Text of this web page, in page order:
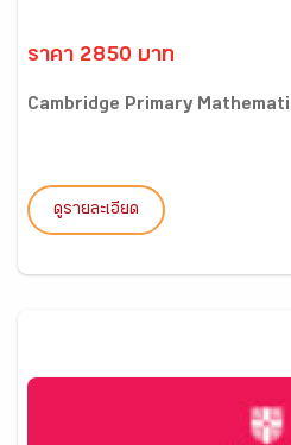
ราคา 2850 บาท
Cambridge Primary
ดูรายละเอียด